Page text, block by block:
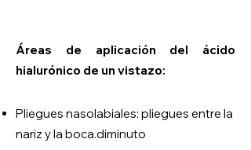
Áreas de aplicación del ácido
hialurónico de un vistazo:
Pliegues nasolabiales: pliegues entre la
nariz y la boca.diminuto